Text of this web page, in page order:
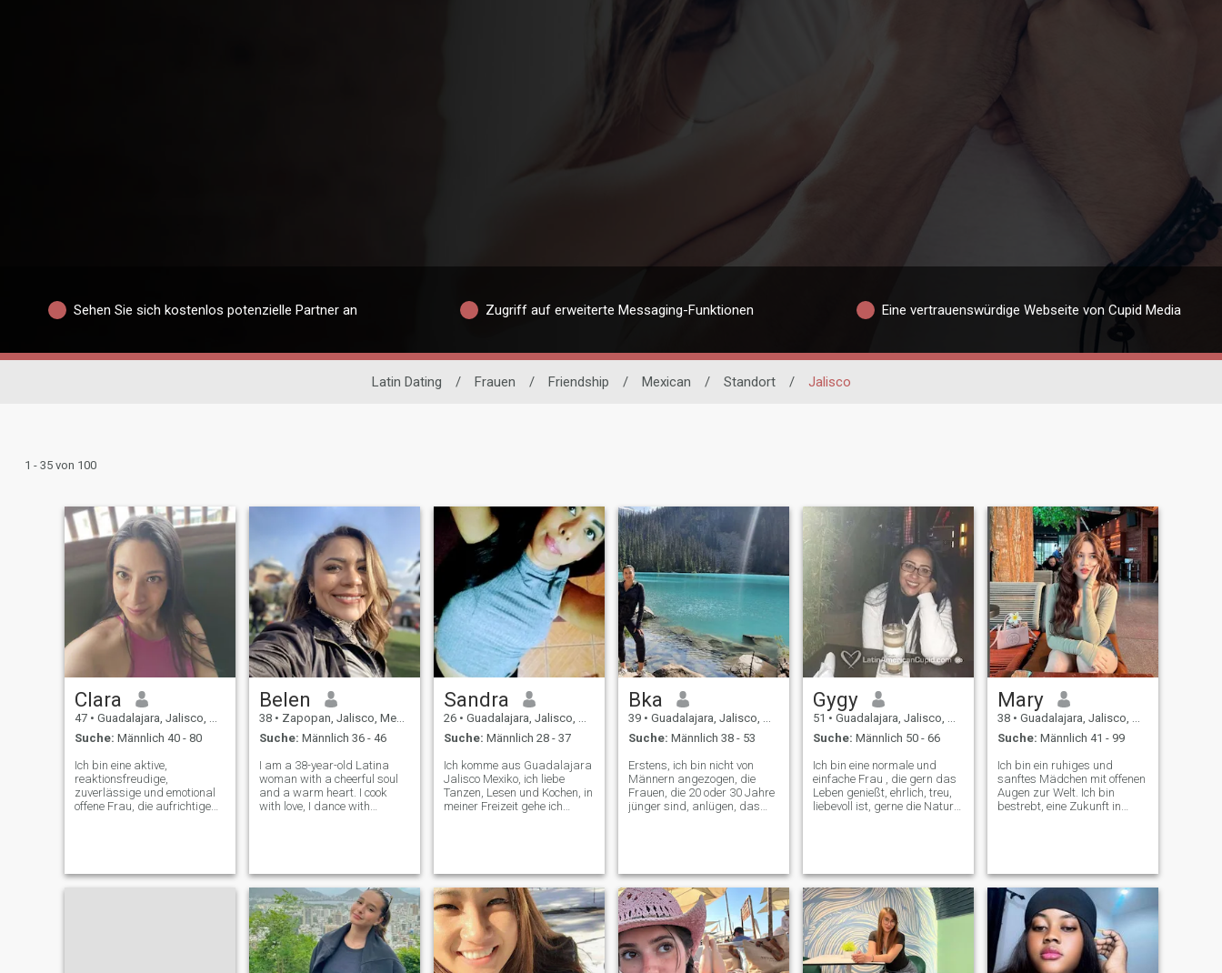
Sehen Sie sich kostenlos potenzielle Partner an Zugriff auf erweiterte Messaging-Funktionen Eine vertrauenswürdige Webseite von Cupid Media
Latin Dating / Frauen / Friendship / Mexican / Standort / Jalisco
1 - 35 von 100
Clara
47 • Guadalajara, Jalisco, Mexiko
Suche: Männlich 40 - 80
Ich bin eine aktive,
reaktionsfreudige,
zuverlässige und emotional
offene Frau, die aufrichtige
zu schenken. Ich glaube,
Liebe ist, wenn wir beide
Belen
38 • Zapopan, Jalisco, Mexiko
Suche: Männlich 36 - 46
I am a 38-year-old Latina
woman with a cheerful soul
and a warm heart. I cook
with love, I dance with
where they both support and
care
Sandra
26 • Guadalajara, Jalisco, Mexiko
Suche: Männlich 28 - 37
Ich komme aus Guadalajara
Jalisco Mexiko, ich liebe
Tanzen, Lesen und Kochen, in
meiner Freizeit gehe ich
Hunde und bin 26 Jahre alt
Bka
39 • Guadalajara, Jalisco, Mexiko
Suche: Männlich 38 - 53
Erstens, ich bin nicht von
Männern angezogen, die
Frauen, die 20 oder 30 Jahre
jünger sind, anlügen, das
sich nicht als reife Männer,
sie müssen dem Alter
entsprechen. Was suchst du
in einer jungen Frau, die
gerade volljährig geworden
ist, was? Ich bin 43 Jahre alt,
ein 11-jähriger Sohn ist mein
Leben, ich bin fröhlich,
Gygy
51 • Guadalajara, Jalisco, Mexiko
Suche: Männlich 50 - 66
Ich bin eine normale und
einfache Frau , die gern das
Leben genießt, ehrlich, treu,
liebevoll ist, gerne die Natur
zu genießen, sei es in den
Hütten, auf dem Land, Ich
mag gern mit dem Lachen
von der Hand gehen...
Mary
38 • Guadalajara, Jalisco, Mexiko
Suche: Männlich 41 - 99
Ich bin ein ruhiges und
sanftes Mädchen mit offenen
Augen zur Welt. Ich bin
bestrebt, eine Zukunft in
mit wenig zufrieden zu sein.
Ich wünsche euch alle Liebe